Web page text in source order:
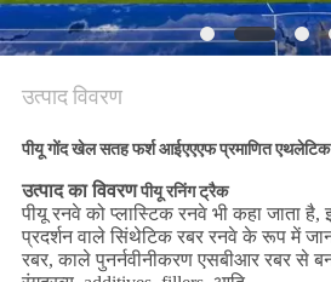
उत्पाद विवरण
पीयू गोंद खेल सतह फर्श आईएएएफ प्रमाणित एथलेटिक
उत्पाद का विवरणपीयू रनिंग ट्रैक
पीयू रनवे को प्लास्टिक रनवे भी कहा जाता
प्रदर्शन वाले सिंथेटिक रबर रनवे के रूप में
रबर, काले पुनर्नवीनीकरण एसबीआर रबर से